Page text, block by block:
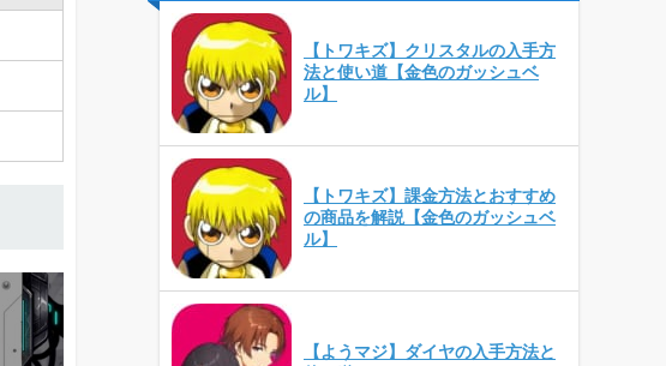
【トワキズ】クリスタルの入手方
法と使い道【金色のガッシュベ
ル】
【トワキズ】課金方法とおすすめ
の商品を解説【金色のガッシュベ
ル】
【ようマジ】ダイヤの入手方法と